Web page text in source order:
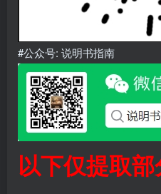
#公众号: 说明书指南
以下仅提取